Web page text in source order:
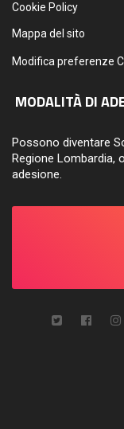
Cookie Policy
Mappa del sito
Modifica preferenze
MODALITÀ DI
Possono diventare
Regione Lombardia,
adesione.